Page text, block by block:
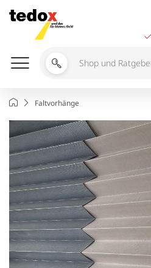
Inhalt
springen
Shop
durchsuchen
StartseiteFaltvorhänge